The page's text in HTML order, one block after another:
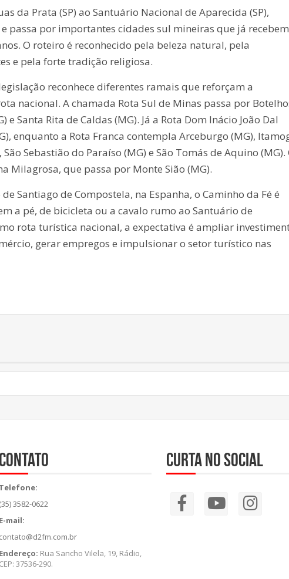
da Prata (SP) ao Santuário Nacional de Aparecida (SP),
passa por importantes cidades sul mineiras que já recebem
O roteiro é reconhecido pela beleza natural, pela
e pela forte tradição religiosa.
reconhece diferentes ramais que reforçam a
nacional. A chamada Rota Sul de Minas passa por
e Santa Rita de Caldas (MG). Já a Rota Dom Inácio João Dal
enquanto a Rota Franca contempla Arceburgo (MG),
Sebastião do Paraíso (MG) e São Tomás de Aquino (MG).
Milagrosa, que passa por Monte Sião (MG).
Santiago de Compostela, na Espanha, o Caminho da Fé é
a pé, de bicicleta ou a cavalo rumo ao Santuário de
rota turística nacional, a expectativa é ampliar
gerar empregos e impulsionar o setor turístico nas
Contato
Telefone:
(35) 3582-0622
E-mail:
contato@d2fm.com.br
Endereço: Rua Sancho Vilela, 19, Rádio,
CEP: 37536-290.
Curta no social